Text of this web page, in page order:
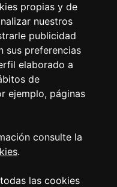
propias y de
nuestros
publicidad
sus preferencias
elaborado a
de
ejemplo, páginas
consulte la
.
las cookies
de
de
y
a